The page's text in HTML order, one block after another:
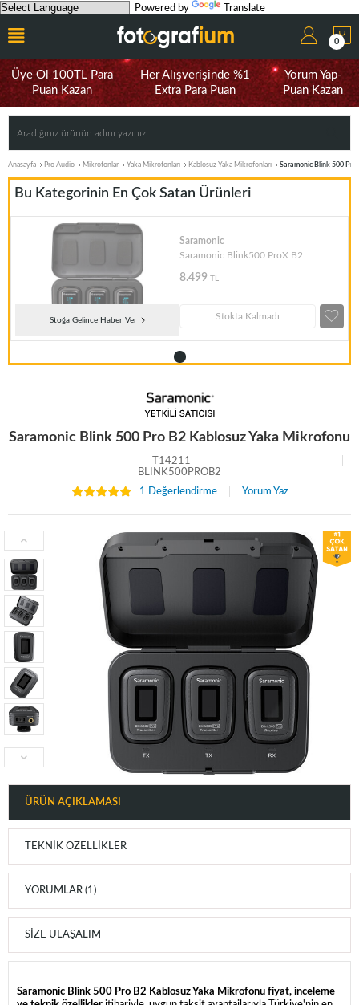
Powered by Translate
0
Üye Ol 100TL Para
Puan Kazan
Her Alışverişinde %1
Extra Para Puan
Yorum Yap-
Puan Kazan
Anasayfa Pro Audio Mikrofonlar Yaka Mikrofonları Kablosuz Yaka Mikrofonları Saramonic Blink 500
Bu Kategorinin En Çok Satan Ürünleri
Stoğa Gelince Haber Ver
Saramonic
Saramonic Blink500 ProX B2
8.499 TL
Stokta Kalmadı
Saramonic Blink 500 Pro B2 Kablosuz Yaka Mikrofonu
T14211
BLINK500PROB2
1 Değerlendirme
Yorum Yaz
ÜRÜN AÇIKLAMASI
TEKNIK ÖZELLIKLER
YORUMLAR (1)
SIZE ULAŞALIM
Saramonic Blink 500 Pro B2 Kablosuz Yaka Mikrofonu fiyat, inceleme